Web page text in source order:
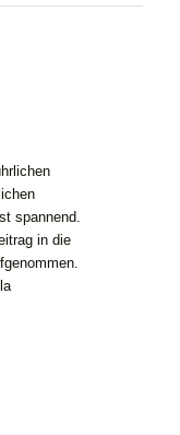
spannend.
in die